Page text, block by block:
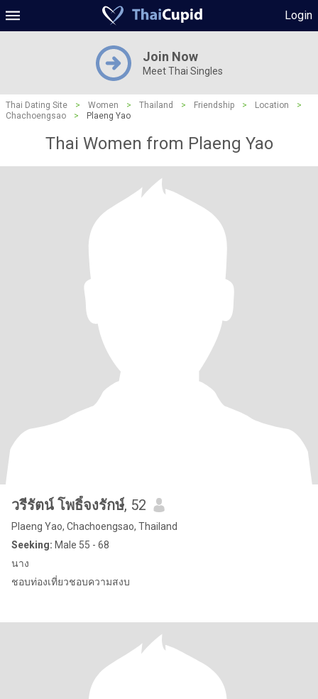
Login
Join Now
Meet Thai Singles
Thai Dating Site > Women > Thailand > Friendship > Location
>
Chachoengsao
> Plaeng Yao
Thai Women from Plaeng Yao
วรีรัตน์ โพธิ์จงรักษ์, 52
Plaeng Yao, Chachoengsao, Thailand
Seeking: Male 55 - 68
นาง
ชอบท่องเที่ยวชอบความสงบ